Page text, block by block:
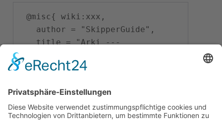
   title = "Arki ---
SkipperGuide{,} ",
   year = "2026",
"\url{https://skipperguide.de/i
ndex.php?